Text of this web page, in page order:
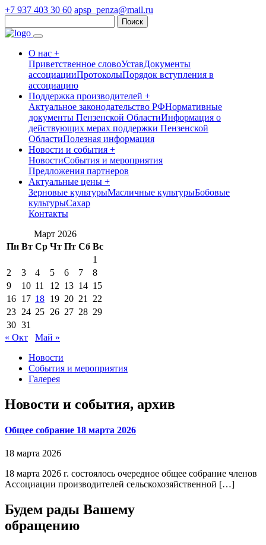
+7 937 403 30 60 apsp_penza@mail.ru
О нас +
Приветственное словоУставДокументы
ассоциацииПротоколыПорядок вступления в
ассоциацию
Поддержка производителей +
Актуальное законодательство РФНормативные
документы Пензенской ОбластиИнформация о
действующих мерах поддержки Пензенской
ОбластиПолезная информация
Новости и события +
НовостиСобытия и мероприятия
Предложения партнеров
Актуальные цены +
Зерновые культурыМасличные культурыБобовые
культурыСахар
Контакты
Март 2026
Пн Вт Ср Чт Пт Сб Вс
1
2
3 4 5 6 7
8
9
10 11 12 13 14 15
16 17 18 19 20 21
22
23 24 25 26 27 28 29
30 31
« Окт
Май »
Новости
События и мероприятия
Галерея
Новости и события, архив
Общее собрание 18 марта 2026
18 марта 2026
18 марта 2026 г. состоялось очередное общее собрание членов
Ассоциации производителей сельскохозяйственной […]
Будем рады Вашему
обращению